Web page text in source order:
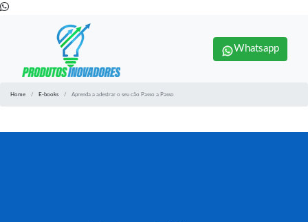
Whatsapp
Home E-books Aprenda a adestrar o seu cão Passo a Passo